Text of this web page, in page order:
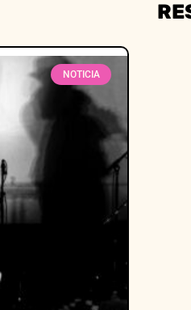
NOTICIA